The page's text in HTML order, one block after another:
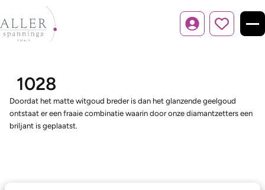
Inloggen
1028
Doordat het matte witgoud breder is dan het glanzende geelgoud
ontstaat er een fraaie combinatie waarin door onze diamantzetters een
briljant is geplaatst.